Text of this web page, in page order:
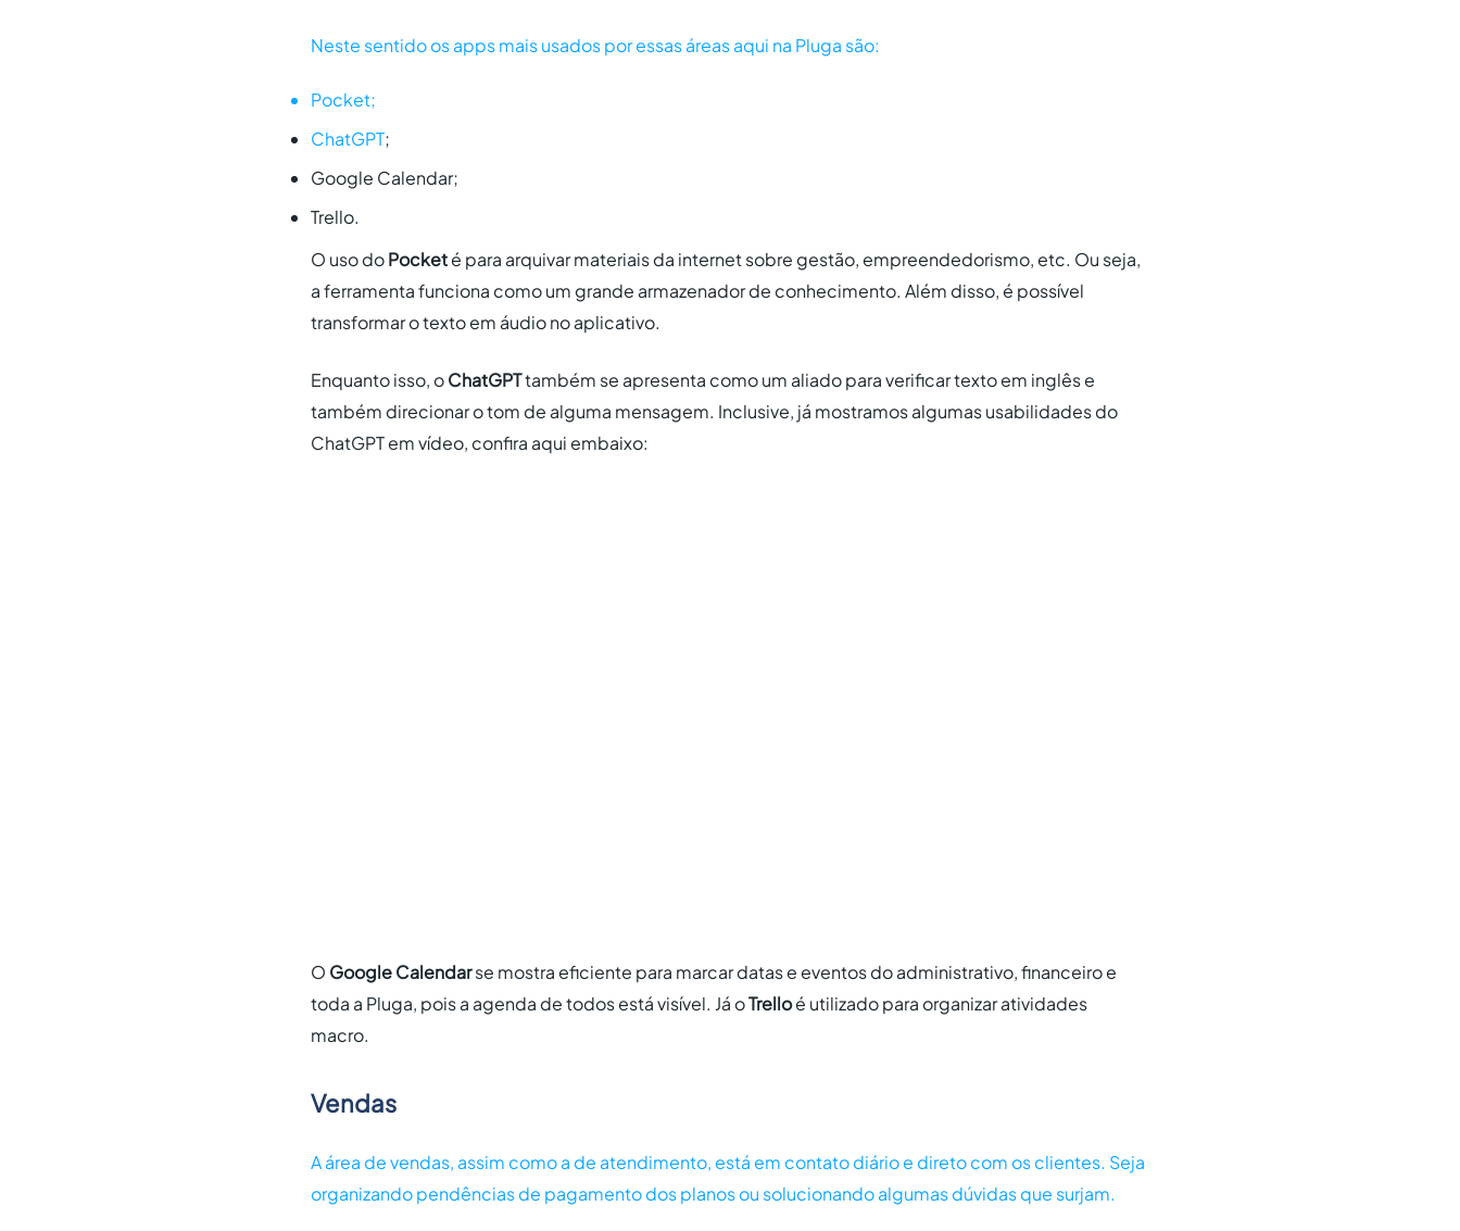
Neste sentido os apps mais usados por essas áreas aqui na Pluga são:
Pocket;
ChatGPT;
Google Calendar;
Trello.
O uso doPocketé para arquivar materiais da internet sobre gestão, empreendedorismo, etc. Ou seja,
a ferramenta funciona como um grande armazenador de conhecimento. Além disso, é possível
transformar o texto em áudio no aplicativo.
Enquanto isso, oChatGPTtambém se apresenta como um aliado para verificar texto em inglês e
também direcionar o tom de alguma mensagem. Inclusive, já mostramos algumas usabilidades do
ChatGPT em vídeo, confira aqui embaixo:
O Google Calendarse mostra eficiente para marcar datas e eventos do administrativo, financeiro e
toda a Pluga, pois a agenda de todos está visível. Já oTrelloé utilizado para organizar atividades
macro.
Vendas
A área de vendas, assim como a de atendimento, está em contato diário e direto com os clientes. Seja
organizando pendências de pagamento dos planos ou solucionando algumas dúvidas que surjam.